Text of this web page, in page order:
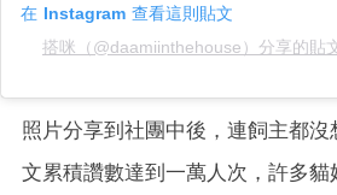
在 Instagram 查看這則貼文
搭咪（@daamiinthehouse）分享的貼
照片分享到社團中後，連飼主都
文累積讚數達到一萬人次，許多貓